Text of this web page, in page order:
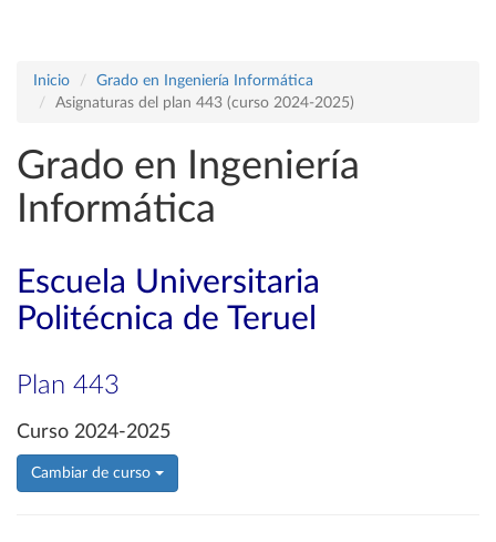
Inicio
Grado en Ingeniería Informática
Asignaturas del plan 443 (curso 2024-2025)
Grado en Ingeniería
Informática
Escuela Universitaria
Politécnica de Teruel
Plan 443
Curso 2024-2025
Cambiar de curso